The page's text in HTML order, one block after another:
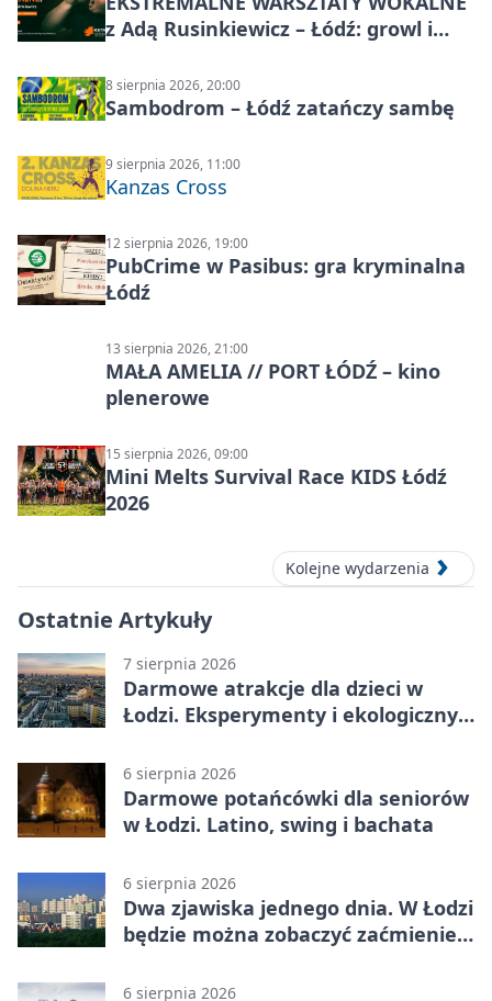
z Adą Rusinkiewicz – Łódź: growl i
8 sierpnia 2026, 20:00
Sambodrom – Łódź zatańczy sambę
9 sierpnia 2026, 11:00
Kanzas Cross
12 sierpnia 2026, 19:00
PubCrime w Pasibus: gra kryminalna
Łódź
13 sierpnia 2026, 21:00
MAŁA AMELIA // PORT ŁÓDŹ – kino
plenerowe
15 sierpnia 2026, 09:00
Mini Melts Survival Race KIDS Łódź
2026
Kolejne wydarzenia
Ostatnie Artykuły
7 sierpnia 2026
Darmowe atrakcje dla dzieci w
Łodzi. Eksperymenty i ekologiczny
6 sierpnia 2026
Darmowe potańcówki dla seniorów
w Łodzi. Latino, swing i bachata
6 sierpnia 2026
Dwa zjawiska jednego dnia. W Łodzi
będzie można zobaczyć zaćmienie i
6 sierpnia 2026